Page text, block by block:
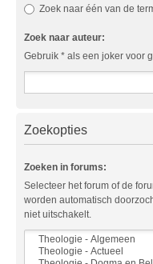
Zoek naar één van de
Zoek naar auteur:
Gebruik * als een joker voor
Zoekopties
Zoeken in forums:
Selecteer het forum of de
worden automatisch
niet uitschakelt.